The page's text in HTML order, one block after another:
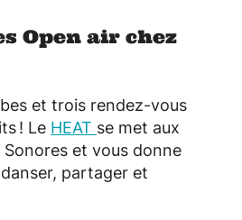
Open air chez
et trois rendez-vous
! Le HEAT se met aux
et vous donne
partager et